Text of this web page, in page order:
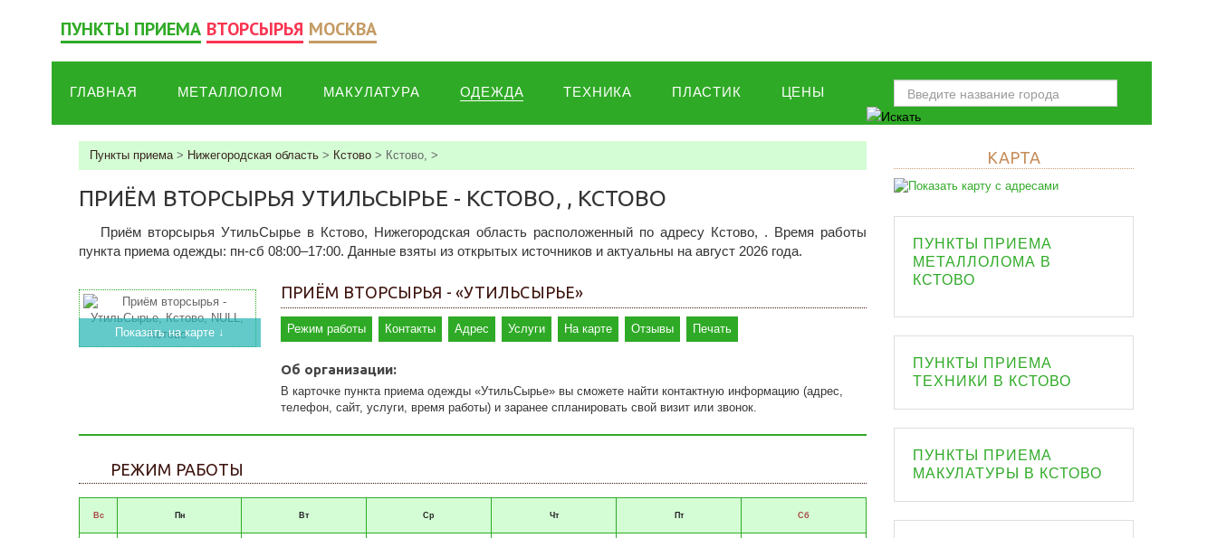
ПУНКТЫ ПРИЕМА ВТОРСЫРЬЯ МОСКВА
ГЛАВНАЯ МЕТАЛЛОЛОМ МАКУЛАТУРА ОДЕЖДА ТЕХНИКА ПЛАСТИК ЦЕНЫ
Пункты приема> Нижегородская область > Кстово > Кстово, >
ПРИЁМ ВТОРСЫРЬЯ УТИЛЬСЫРЬЕ - КСТОВО, , КСТОВО
Приём вторсырья УтильСырье в Кстово, Нижегородская область расположенный по адресу Кстово, . Время работы
пункта приема одежды: пн-сб 08:00–17:00. Данные взяты из открытых источников и актуальны на август 2026 года.
Показать на карте ↓
ПРИЁМ ВТОРСЫРЬЯ - «УТИЛЬСЫРЬЕ»
Режим работы Контакты Адрес Услуги На карте Отзывы Печать
Об организации:
В карточке пункта приема одежды «УтильСырье» вы сможете найти контактную информацию (адрес,
телефон, сайт, услуги, время работы) и заранее спланировать свой визит или звонок.
РЕЖИМ РАБОТЫ
Вс Пн Вт Ср Чт Пт Сб
КАРТА
ПУНКТЫ ПРИЕМА
МЕТАЛЛОЛОМА В
КСТОВО
ПУНКТЫ ПРИЕМА
ТЕХНИКИ В КСТОВО
ПУНКТЫ ПРИЕМА
МАКУЛАТУРЫ В КСТОВО